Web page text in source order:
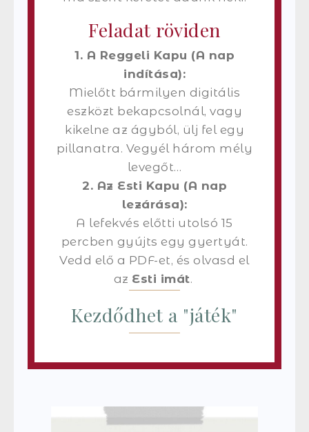
Feladat röviden
1. A Reggeli Kapu (A nap
indítása):
Mielőtt bármilyen digitális
eszközt bekapcsolnál, vagy
kikelne az ágyból, ülj fel egy
pillanatra. Vegyél három mély
levegőt…
2. Az Esti Kapu (A nap
lezárása):
A lefekvés előtti utolsó 15
percben gyújts egy gyertyát.
Vedd elő a PDF-et, és olvasd el
az Esti imát.
Kezdődhet a "játék"